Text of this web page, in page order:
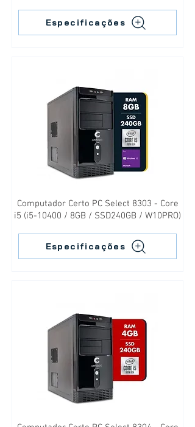
Especificações
Computador Certo PC Select 8303 - Core
i5 (i5-10400 / 8GB / SSD240GB / W10PRO)
Especificações